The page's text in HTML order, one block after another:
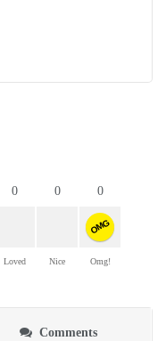
0
Loved
0
Nice
0
OMG
Omg!
Comments